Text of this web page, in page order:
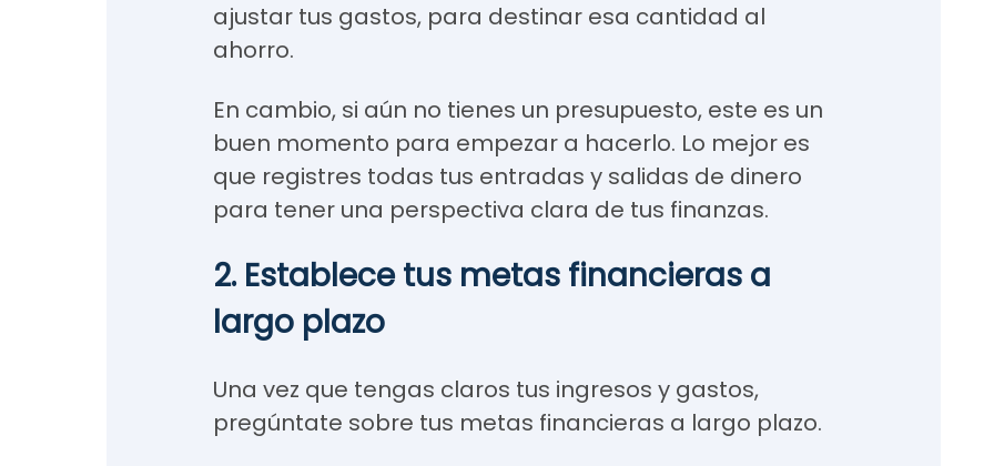
ajustar tus gastos, para destinar esa cantidad al
ahorro.
En cambio, si aún no tienes un presupuesto, este es un
buen momento para empezar a hacerlo. Lo mejor es
que registres todas tus entradas y salidas de dinero
para tener una perspectiva clara de tus finanzas.
2. Establece tus metas financieras a
largo plazo
Una vez que tengas claros tus ingresos y gastos,
pregúntate sobre tus metas financieras a largo plazo.